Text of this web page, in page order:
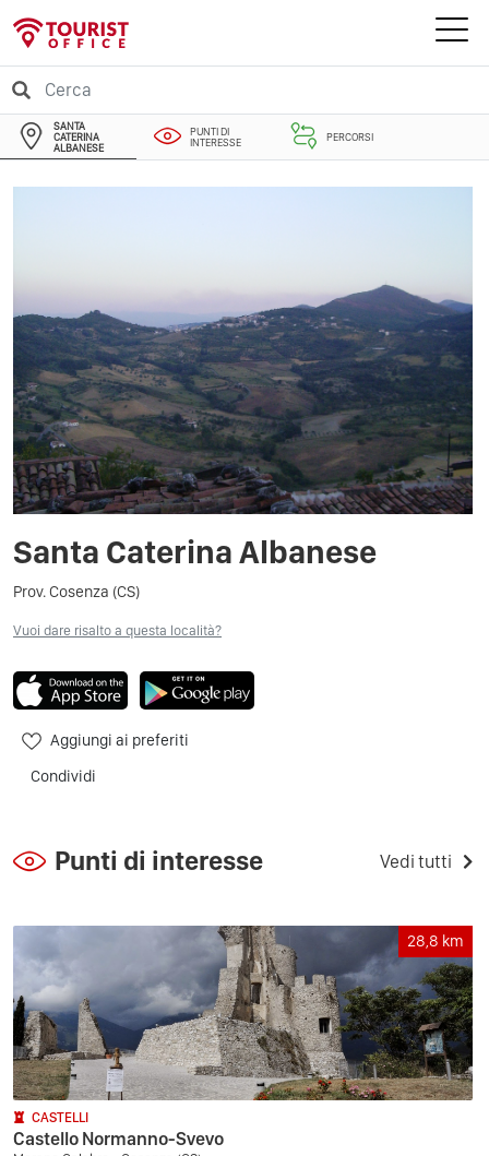
SANTA
CATERINA
ALBANESE
PUNTI DI
INTERESSE
PERCORSI
Santa Caterina Albanese
Prov. Cosenza (CS)
Vuoi dare risalto a questa località?
Aggiungi ai preferiti
Condividi
Punti di interesse Vedi tutti
28,8 km
CASTELLI
Castello Normanno-Svevo